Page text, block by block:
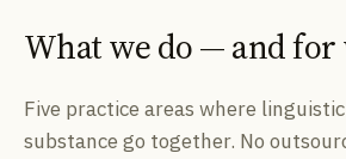
What we do — and
Five practice areas where
substance go together. No